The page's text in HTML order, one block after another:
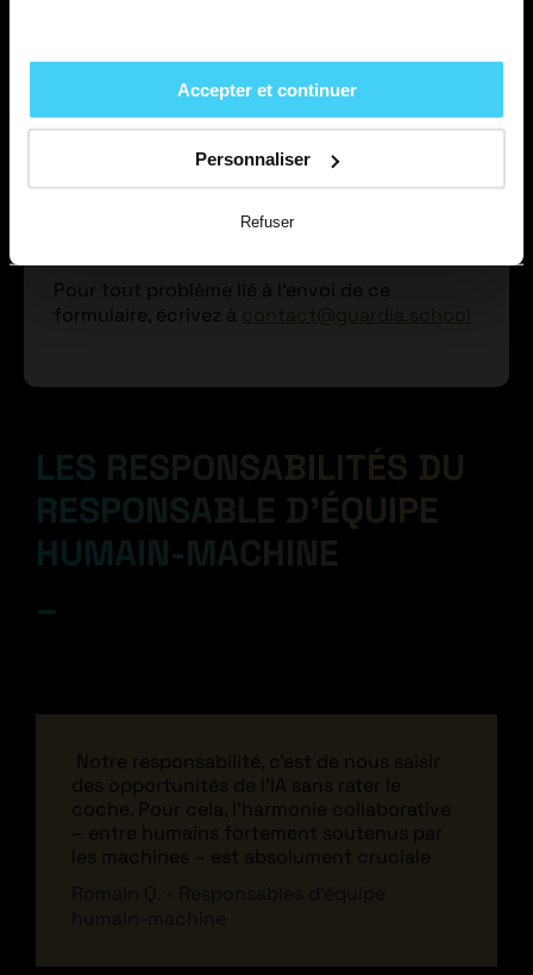
Accepter et continuer
Personnaliser
Refuser
Pour tout problème lié à l'envoi de ce
formulaire, écrivez à contact@guardia.school
LES RESPONSABILITÉS DU
RESPONSABLE D’ÉQUIPE
HUMAIN-MACHINE
Notre responsabilité, c’est de nous saisir
des opportunités de l’IA sans rater le
coche. Pour cela, l’harmonie collaborative
– entre humains fortement soutenus par
les machines – est absolument cruciale